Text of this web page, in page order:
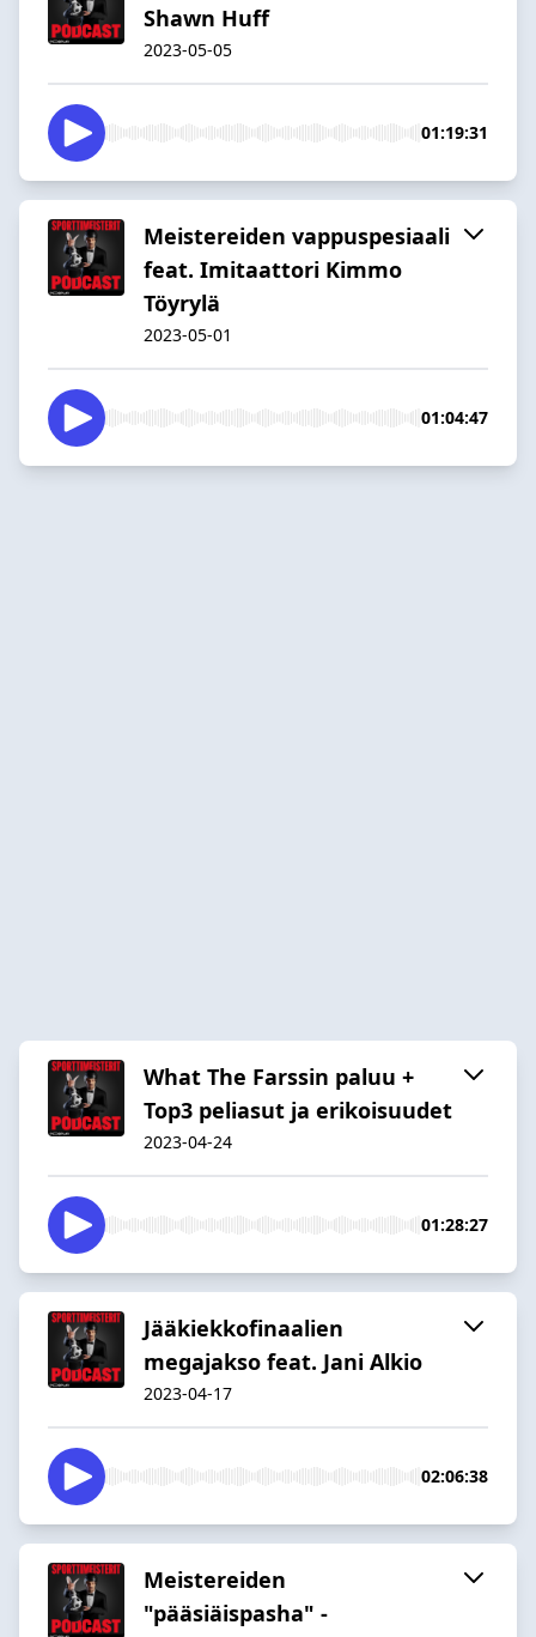
Shawn Huff
2023-05-05
01:19:31
Meistereiden vappuspesiaali
feat. Imitaattori Kimmo
Töyrylä
2023-05-01
01:04:47
What The Farssin paluu +
Top3 peliasut ja erikoisuudet
2023-04-24
01:28:27
Jääkiekkofinaalien
megajakso feat. Jani Alkio
2023-04-17
02:06:38
Meistereiden
"pääsiäispasha" -